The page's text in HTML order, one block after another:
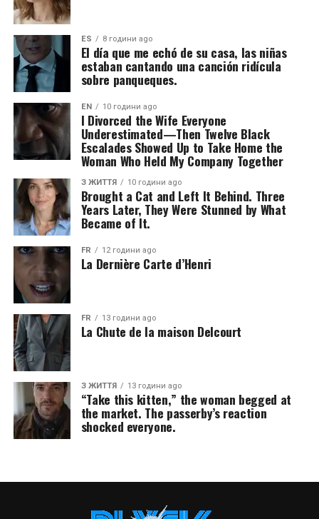
ES 8 години ago
El día que me echó de su casa, las niñas
estaban cantando una canción ridícula
sobre panqueques.
EN 10 години ago
I Divorced the Wife Everyone
Underestimated—Then Twelve Black
Escalades Showed Up to Take Home the
Woman Who Held My Company Together
З ЖИТТЯ 10 години ago
Brought a Cat and Left It Behind. Three
Years Later, They Were Stunned by What
Became of It.
FR 12 години ago
La Dernière Carte d’Henri
FR 13 години ago
La Chute de la maison Delcourt
З ЖИТТЯ 13 години ago
“Take this kitten,” the woman begged at
the market. The passerby’s reaction
shocked everyone.